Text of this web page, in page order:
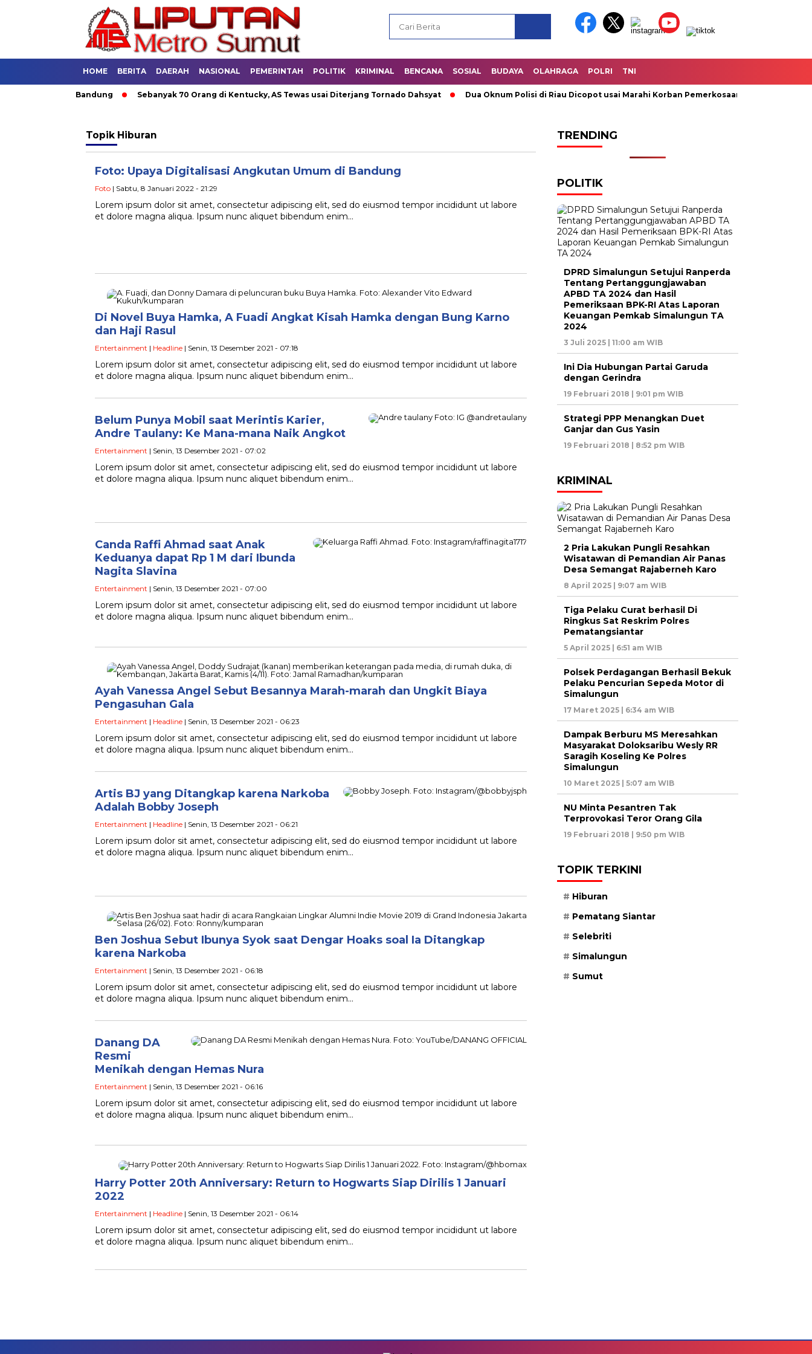
HOME BERITA DAERAH NASIONAL PEMERINTAH POLITIK KRIMINAL BENCANA SOSIAL BUDAYA OLAHRAGA POLRI TNI
Umum di Bandung Sebanyak 70 Orang di Kentucky, AS Tewas usai Diterjang Tornado Dahsyat Dua Oknum Polisi di Riau Dicopot usai Marahi Korban Pemerkosaan
Topik Hiburan
Foto: Upaya Digitalisasi Angkutan Umum di Bandung
Foto | Sabtu, 8 Januari 2022 - 21:29
Lorem ipsum dolor sit amet, consectetur adipiscing elit, sed do eiusmod tempor incididunt ut labore
et dolore magna aliqua. Ipsum nunc aliquet bibendum enim…
Di Novel Buya Hamka, A Fuadi Angkat Kisah Hamka dengan Bung Karno
dan Haji Rasul
Entertainment | Headline | Senin, 13 Desember 2021 - 07:18
Lorem ipsum dolor sit amet, consectetur adipiscing elit, sed do eiusmod tempor incididunt ut labore
et dolore magna aliqua. Ipsum nunc aliquet bibendum enim…
Belum Punya Mobil saat Merintis Karier,
Andre Taulany: Ke Mana-mana Naik Angkot
Entertainment | Senin, 13 Desember 2021 - 07:02
Lorem ipsum dolor sit amet, consectetur adipiscing elit, sed do eiusmod tempor incididunt ut labore
et dolore magna aliqua. Ipsum nunc aliquet bibendum enim…
Canda Raffi Ahmad saat Anak
Keduanya dapat Rp 1 M dari Ibunda
Nagita Slavina
Entertainment | Senin, 13 Desember 2021 - 07:00
Lorem ipsum dolor sit amet, consectetur adipiscing elit, sed do eiusmod tempor incididunt ut labore
et dolore magna aliqua. Ipsum nunc aliquet bibendum enim…
Ayah Vanessa Angel Sebut Besannya Marah-marah dan Ungkit Biaya
Pengasuhan Gala
Entertainment | Headline | Senin, 13 Desember 2021 - 06:23
Lorem ipsum dolor sit amet, consectetur adipiscing elit, sed do eiusmod tempor incididunt ut labore
et dolore magna aliqua. Ipsum nunc aliquet bibendum enim…
Artis BJ yang Ditangkap karena Narkoba
Adalah Bobby Joseph
Entertainment | Headline | Senin, 13 Desember 2021 - 06:21
Lorem ipsum dolor sit amet, consectetur adipiscing elit, sed do eiusmod tempor incididunt ut labore
et dolore magna aliqua. Ipsum nunc aliquet bibendum enim…
Ben Joshua Sebut Ibunya Syok saat Dengar Hoaks soal Ia Ditangkap
karena Narkoba
Entertainment | Senin, 13 Desember 2021 - 06:18
Lorem ipsum dolor sit amet, consectetur adipiscing elit, sed do eiusmod tempor incididunt ut labore
et dolore magna aliqua. Ipsum nunc aliquet bibendum enim…
Danang DA
Resmi
Menikah dengan Hemas Nura
Entertainment | Senin, 13 Desember 2021 - 06:16
Lorem ipsum dolor sit amet, consectetur adipiscing elit, sed do eiusmod tempor incididunt ut labore
et dolore magna aliqua. Ipsum nunc aliquet bibendum enim…
Harry Potter 20th Anniversary: Return to Hogwarts Siap Dirilis 1 Januari
2022
Entertainment | Headline | Senin, 13 Desember 2021 - 06:14
Lorem ipsum dolor sit amet, consectetur adipiscing elit, sed do eiusmod tempor incididunt ut labore
et dolore magna aliqua. Ipsum nunc aliquet bibendum enim…
TRENDING
POLITIK
DPRD Simalungun Setujui Ranperda
Tentang Pertanggungjawaban
APBD TA 2024 dan Hasil
Pemeriksaan BPK-RI Atas Laporan
Keuangan Pemkab Simalungun TA
2024
3 Juli 2025 | 11:00 am WIB
Ini Dia Hubungan Partai Garuda
dengan Gerindra
19 Februari 2018 | 9:01 pm WIB
Strategi PPP Menangkan Duet
Ganjar dan Gus Yasin
19 Februari 2018 | 8:52 pm WIB
KRIMINAL
2 Pria Lakukan Pungli Resahkan
Wisatawan di Pemandian Air Panas
Desa Semangat Rajaberneh Karo
8 April 2025 | 9:07 am WIB
Tiga Pelaku Curat berhasil Di
Ringkus Sat Reskrim Polres
Pematangsiantar
5 April 2025 | 6:51 am WIB
Polsek Perdagangan Berhasil Bekuk
Pelaku Pencurian Sepeda Motor di
Simalungun
17 Maret 2025 | 6:34 am WIB
Dampak Berburu MS Meresahkan
Masyarakat Doloksaribu Wesly RR
Saragih Koseling Ke Polres
Simalungun
10 Maret 2025 | 5:07 am WIB
NU Minta Pesantren Tak
Terprovokasi Teror Orang Gila
19 Februari 2018 | 9:50 pm WIB
TOPIK TERKINI
Hiburan
Pematang Siantar
Selebriti
Simalungun
Sumut